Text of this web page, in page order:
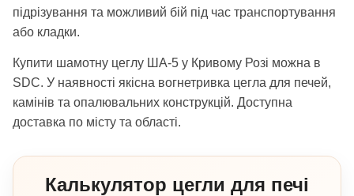
підрізування та можливий бій під час транспортування
або кладки.
Купити шамотну цеглу ША-5 у Кривому Розі можна в
SDC. У наявності якісна вогнетривка цегла для печей,
камінів та опалювальних конструкцій. Доступна
доставка по місту та області.
Калькулятор цегли для печі